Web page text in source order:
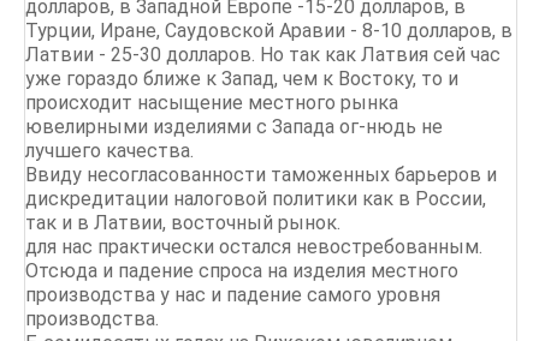
долларов, в Западной Европе -15-20 долларов, в
Турции, Иране, Саудовской Аравии - 8-10 долларов, в
Латвии - 25-30 долларов. Но так как Латвия сей час
уже гораздо ближе к Запад, чем к Востоку, то и
происходит насыщение местного рынка
ювелирными изделиями с Запада ог-нюдь не
лучшего качества.
Ввиду несогласованности таможенных барьеров и
дискредитации налоговой политики как в России,
так и в Латвии, восточный рынок.
для нас практически остался невостребованным.
Отсюда и падение спроса на изделия местного
производства у нас и падение самого уровня
производства.